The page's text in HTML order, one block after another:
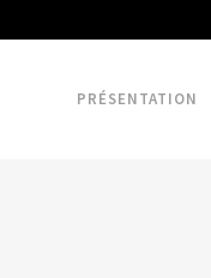
PRÉSENTATION